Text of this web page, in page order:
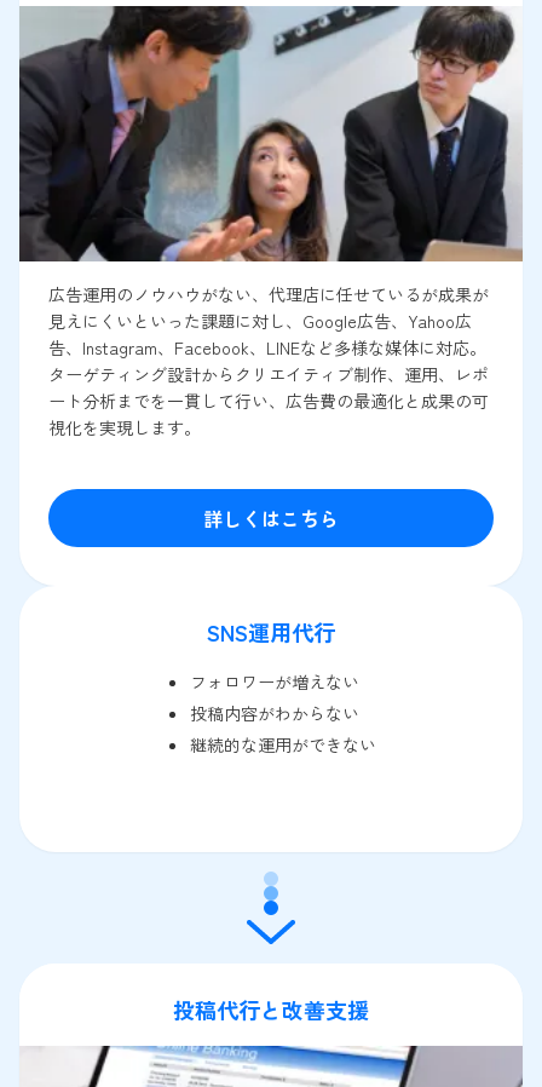
広告運用のノウハウがない、代理店に任せているが成果が
見えにくいといった課題に対し、Google広告、Yahoo広
告、Instagram、Facebook、LINEなど多様な媒体に対応。
ターゲティング設計からクリエイティブ制作、運用、レポ
ート分析までを一貫して行い、広告費の最適化と成果の可
視化を実現します。
詳しくはこちら
SNS運用代行
フォロワーが増えない
投稿内容がわからない
継続的な運用ができない
投稿代行と改善支援